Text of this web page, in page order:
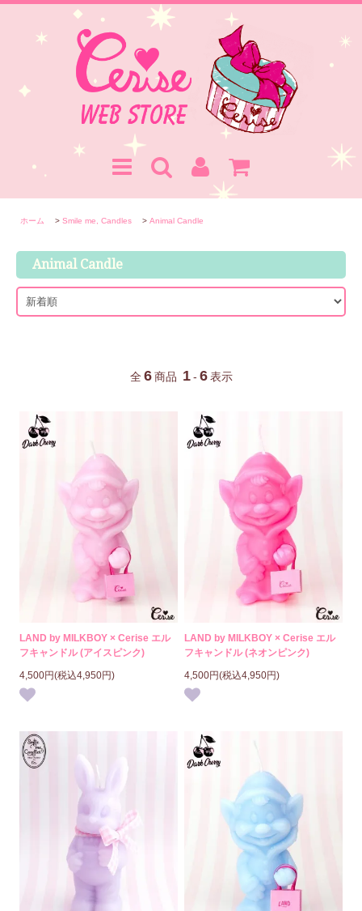
ホーム > Smile me, Candles > Animal Candle
Animal Candle
全 6 商品 1 - 6 表示
LAND by MILKBOY × Cerise エル
フキャンドル (アイスピンク)
4,500円(税込4,950円)
LAND by MILKBOY × Cerise エル
フキャンドル (ネオンピンク)
4,500円(税込4,950円)